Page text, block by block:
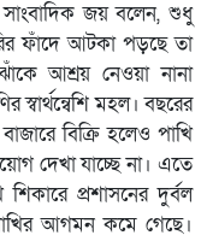
সাংবাদিক জয় বলেন, শুধু
ফাঁদে আটকা পড়ছে তা
আশ্রয় নেওয়া নানা
স্বার্থন্বেশি মহল। বছরের
বিক্রি হলেও পাখি
দেখা যাচ্ছে না। এতে
প্রশাসনের দুর্বল
আগমন কমে গেছে।